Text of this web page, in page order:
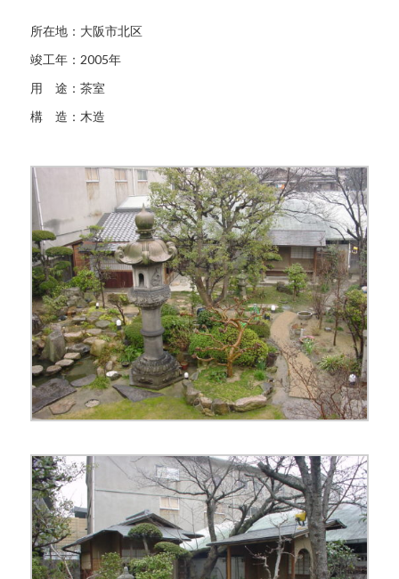
所在地：大阪市北区
竣工年：2005年
用 途：茶室
構 造：木造